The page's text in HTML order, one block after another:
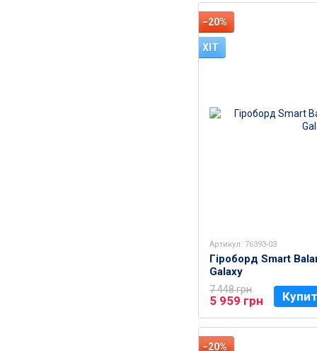
−20%
ХІТ
Артикул: 76393-03
Гіроборд Smart
Galaxy
7 448 грн
5 959 грн
−20%